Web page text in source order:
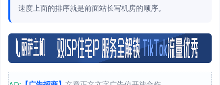
速度上面的排序就是前面站长写机房的顺序。